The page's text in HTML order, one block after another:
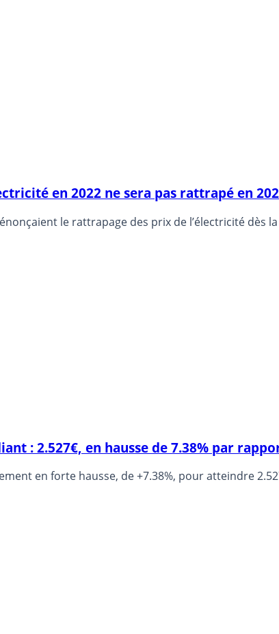
en 2022 ne sera pas rattrapé en
le rattrapage des prix de l’électricité
: 2.527€, en hausse de 7.38% par
en forte hausse, de +7.38%, pour atteindre